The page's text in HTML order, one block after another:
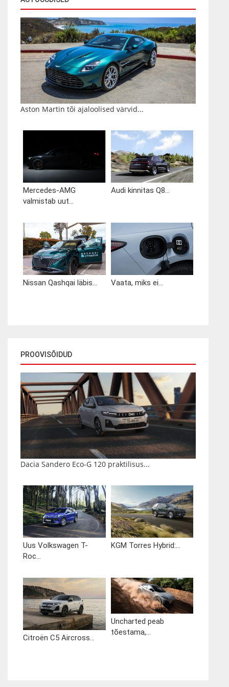
Aston Martin tõi ajaloolised värvid...
Mercedes-AMG
valmistab uut...
Audi kinnitas Q8...
Nissan Qashqai läbis... Vaata, miks ei...
PROOVISÕIDUD
Dacia Sandero Eco-G 120 praktilisus...
Uus Volkswagen T-
Roc...
KGM Torres Hybrid:...
Citroën C5 Aircross...
Uncharted peab
tõestama,...